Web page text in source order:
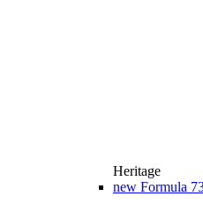
Heritage
new Formula